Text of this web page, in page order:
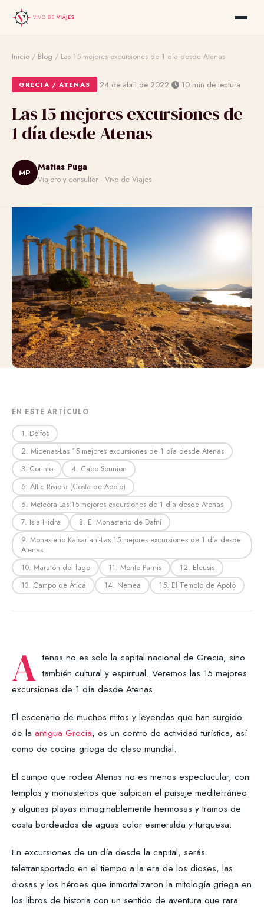
Inicio / Blog / Las 15 mejores excursiones de 1 día desde Atenas
GRECIA / ATENAS 24 de abril de 2022 10 min de lectura
Las 15 mejores excursiones de
1 día desde Atenas
MP
Matias Puga
Viajero y consultor · Vivo de Viajes
EN ESTE ARTÍCULO
1. Delfos
2. Micenas-Las 15 mejores excursiones de 1 día desde Atenas
3. Corinto
4. Cabo Sounion
5. Attic Riviera (Costa de Apolo)
6. Meteora-Las 15 mejores excursiones de 1 día desde Atenas
7. Isla Hidra
8. El Monasterio de Dafní
9. Monasterio Kaisariani-Las 15 mejores excursiones de 1 día desde
Atenas
10. Maratón del lago
11. Monte Parnis
12. Eleusis
13. Campo de Ática
14. Nemea 15. El Templo de Apolo
A tenas no es solo la capital nacional de Grecia, sino
también cultural y espiritual. Veremos las 15 mejores
excursiones de 1 día desde Atenas.
El escenario de muchos mitos y leyendas que han surgido
de la antigua Grecia, es un centro de actividad turística, así
como de cocina griega de clase mundial.
El campo que rodea Atenas no es menos espectacular, con
templos y monasterios que salpican el paisaje mediterráneo
y algunas playas inimaginablemente hermosas y tramos de
costa bordeados de aguas color esmeralda y turquesa.
En excursiones de un día desde la capital, serás
teletransportado en el tiempo a la era de los dioses, las
diosas y los héroes que inmortalizaron la mitología griega en
los libros de historia con un sentido de aventura que rara